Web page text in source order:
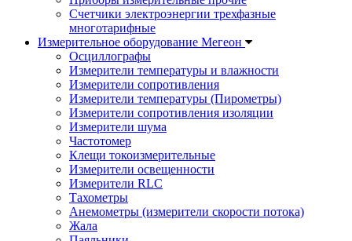
Счетчики электроэнергии трехфазные
многотарифные
Измерительное оборудование Мегеон
Осциллографы
Измерители температуры и влажности
Измерители сопротивления
Измерители температуры (Пирометры)
Измерители сопротивления изоляции
Измерители шума
Частотомер
Клещи токоизмерительные
Измерители освещенности
Измерители RLC
Тахометры
Анемометры (измерители скорости потока)
Жала